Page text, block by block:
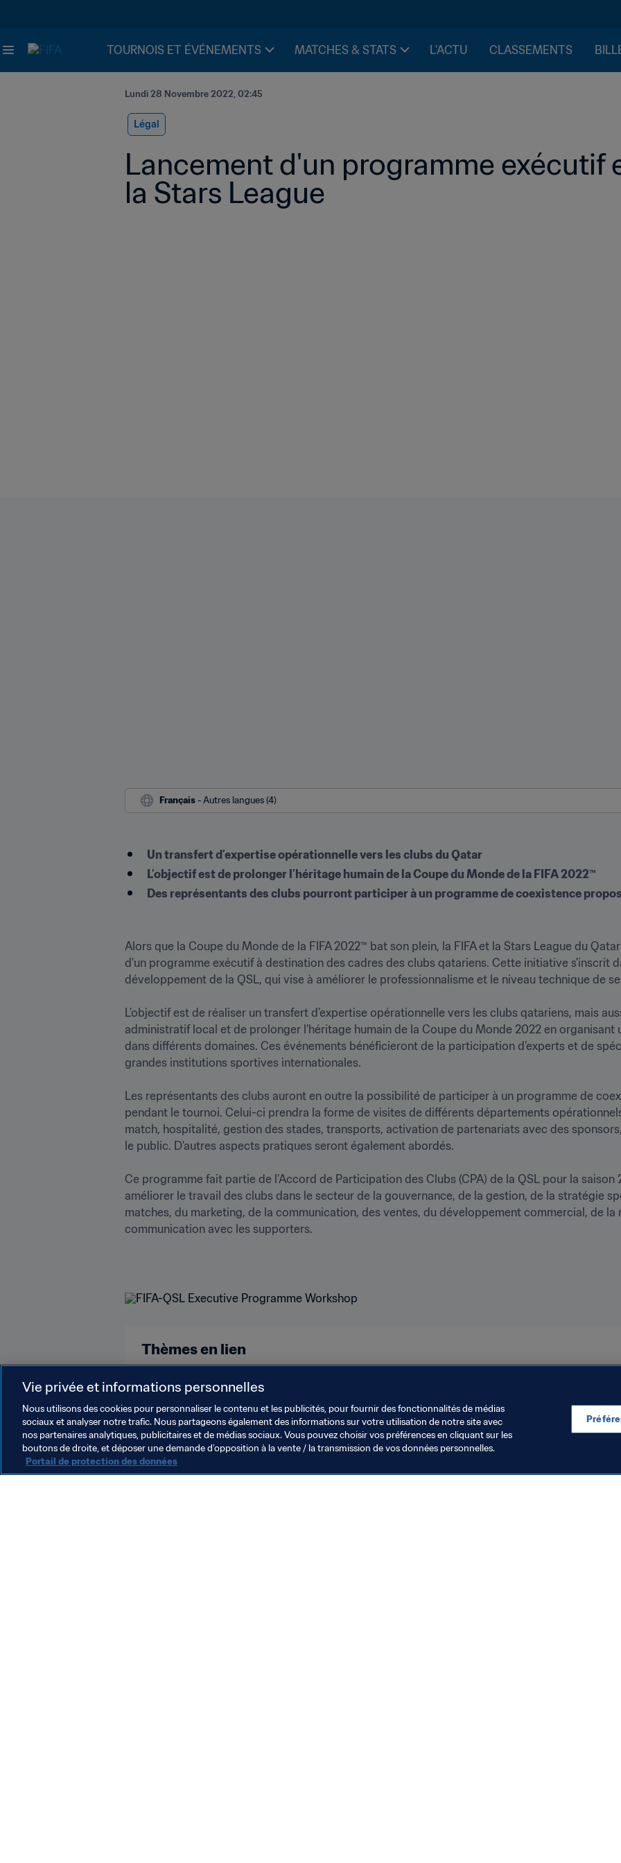
TOURNOIS ET ÉVÉNEMENTS MATCHES & STATS L'ACTU CLASSEMENTS
Lundi 28 Novembre 2022, 02:45
Légal
Lancement d'un programme exécutif
la Stars League
Français - Autres langues (4)
Un transfert d’expertise opérationnelle vers les clubs du Qatar
L’objectif est de prolonger l’héritage humain de la Coupe du Monde de la FIFA 2022™
Des représentants des clubs pourront participer à un programme de coexistence
Alors que la Coupe du Monde de la FIFA 2022™ bat son plein, la FIFA et la Stars League du
d'un programme exécutif à destination des cadres des clubs qatariens. Cette initiative s'inscrit
développement de la QSL, qui vise à améliorer le professionnalisme et le niveau technique de
L’objectif est de réaliser un transfert d’expertise opérationnelle vers les clubs qatariens, mais
administratif local et de prolonger l’héritage humain de la Coupe du Monde 2022 en organisant
dans différents domaines. Ces événements bénéficieront de la participation d’experts et de
grandes institutions sportives internationales.
Les représentants des clubs auront en outre la possibilité de participer à un programme de
pendant le tournoi. Celui-ci prendra la forme de visites de différents départements
match, hospitalité, gestion des stades, transports, activation de partenariats avec des
le public. D'autres aspects pratiques seront également abordés.
Ce programme fait partie de l’Accord de Participation des Clubs (CPA) de la QSL pour la
améliorer le travail des clubs dans le secteur de la gouvernance, de la gestion, de la stratégie
matches, du marketing, de la communication, des ventes, du développement commercial, de
communication avec les supporters.
Thèmes en lien
Légal Organisation
Vie privée et informations personnelles
Nous utilisons des cookies pour personnaliser le contenu et les publicités, pour fournir des fonctionnalités de médias
sociaux et analyser notre trafic. Nous partageons également des informations sur votre utilisation de notre site avec
nos partenaires analytiques, publicitaires et de médias sociaux. Vous pouvez choisir vos préférences en cliquant sur les
boutons de droite, et déposer une demande d’opposition à la vente / la transmission de vos données personnelles.
Portail de protection des données